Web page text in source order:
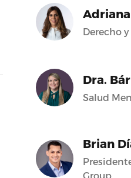
Derecho
Dra.
Salud
Brian
Group